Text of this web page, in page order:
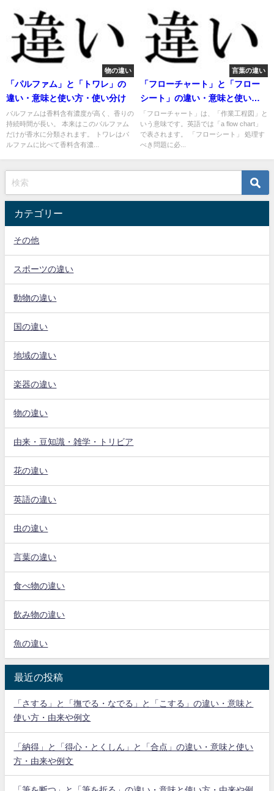
物の違い
「パルファム」と「トワレ」の
違い・意味と使い方・使い分け
パルファムは香料含有濃度が高く、香りの
持続時間が長い。 本来はこのパルファム
だけが香水に分類されます。 トワレはパ
ルファムに比べて香料含有濃...
言葉の違い
「フローチャート」と「フロー
シート」の違い・意味と使い
方・由来や例文
「フローチャート」は、「作業工程図」と
いう意味です。英語では「a flow chart」
で表されます。 「フローシート」 処理す
べき問題に必...
カテゴリー
その他
スポーツの違い
動物の違い
国の違い
地域の違い
楽器の違い
物の違い
由来・豆知識・雑学・トリビア
花の違い
英語の違い
虫の違い
言葉の違い
食べ物の違い
飲み物の違い
魚の違い
最近の投稿
「さする」と「撫でる・なでる」と「こする」の違い・意味と
使い方・由来や例文
「納得」と「得心・とくしん」と「合点」の違い・意味と使い
方・由来や例文